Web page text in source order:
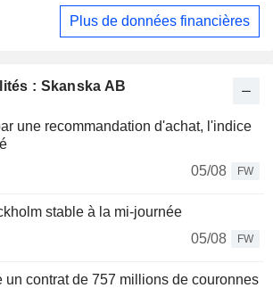
: Skanska AB
une recommandation d'achat, l'indice
05/08
FW
stable à la mi-journée
05/08
FW
un contrat de 757 millions de couronnes
Plus de données financières